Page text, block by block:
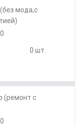
мода,с
0 шт.
(ремонт с